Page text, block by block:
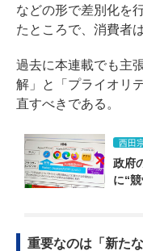
などの形で差別化を
たところで、消費者
過去に本連載でも主
解」と「プライオリ
直すべきである。
西田
政府
に“
重要なのは「新た